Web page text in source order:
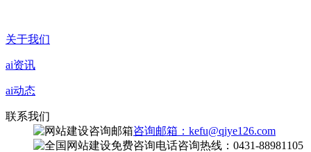
关于我们
ai资讯
ai动态
联系我们
咨询邮箱：kefu@qiye126.com
咨询热线：0431-88981105